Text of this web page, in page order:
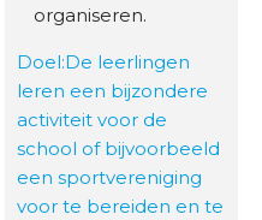
organiseren.
Doel:De leerlingen
leren een bijzondere
activiteit voor de
school of bijvoorbeeld
een sportvereniging
voor te bereiden en te